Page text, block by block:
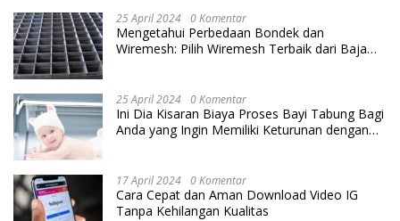
25 April 2024 0 Komentar
Mengetahui Perbedaan Bondek dan
Wiremesh: Pilih Wiremesh Terbaik dari Baja
25 April 2024 0 Komentar
Ini Dia Kisaran Biaya Proses Bayi Tabung Bagi
Anda yang Ingin Memiliki Keturunan dengan
17 April 2024 0 Komentar
Cara Cepat dan Aman Download Video IG
Tanpa Kehilangan Kualitas